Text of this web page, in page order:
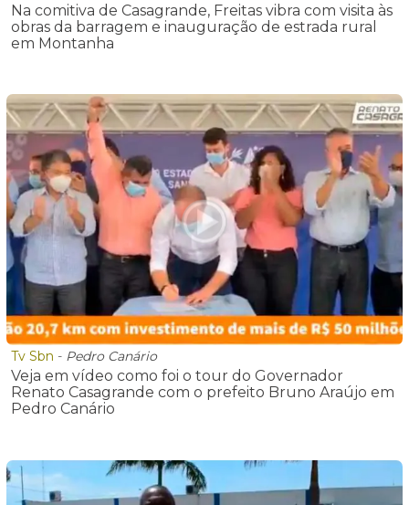
Na comitiva de Casagrande, Freitas vibra com visita às
obras da barragem e inauguração de estrada rural
em Montanha
Tv Sbn - Pedro Canário
Veja em vídeo como foi o tour do Governador
Renato Casagrande com o prefeito Bruno Araújo em
Pedro Canário